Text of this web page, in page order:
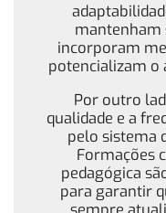
mantenham
incorporam
potencializam o
Por outro
qualidade e a
pelo sistema
Formações
pedagógica
para garantir